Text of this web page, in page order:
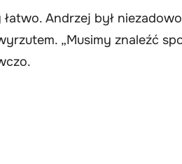
łatwo. Andrzej był
„Musimy znaleźć